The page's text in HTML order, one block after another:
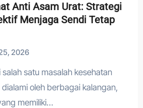
Anti Asam Urat: Strategi
Menjaga Sendi Tetap
2026
oleh berbagai kalangan,
memiliki…